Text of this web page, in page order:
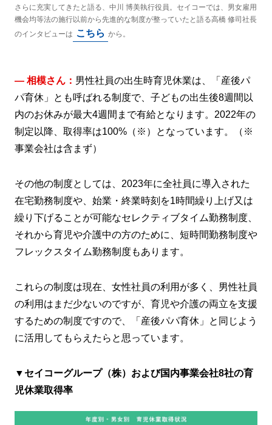
さらに充実してきたと語る、中川 博美執行役員。セイコーでは、男女雇用
機会均等法の施行以前から先進的な制度が整っていたと語る高橋 修司社長
のインタビューは こちら から。
― 相模さん： 男性社員の出生時育児休業は、「産後パ
パ育休」とも呼ばれる制度で、子どもの出生後8週間以
内のお休みが最大4週間まで有給となります。2022年の
制定以降、取得率は100%（※）となっています。（※
事業会社は含まず）
その他の制度としては、2023年に全社員に導入された
在宅勤務制度や、始業・終業時刻を1時間繰り上げ又は
繰り下げることが可能なセレクティブタイム勤務制度、
それから育児や介護中の方のために、短時間勤務制度や
フレックスタイム勤務制度もあります。
これらの制度は現在、女性社員の利用が多く、男性社員
の利用はまだ少ないのですが、育児や介護の両立を支援
するための制度ですので、「産後パパ育休」と同じよう
に活用してもらえたらと思っています。
▼セイコーグループ（株）および国内事業会社8社の育
児休業取得率